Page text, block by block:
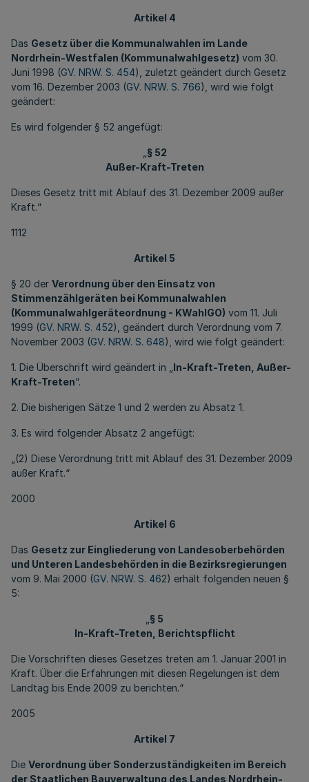
Artikel 4
Das Gesetz über die Kommunalwahlen im Lande
Nordrhein-Westfalen (Kommunalwahlgesetz) vom 30.
Juni 1998 (GV. NRW. S. 454), zuletzt geändert durch Gesetz
vom 16. Dezember 2003 (GV. NRW. S. 766), wird wie folgt
geändert:
Es wird folgender § 52 angefügt:
§ 52
Außer-Kraft-Treten
Dieses Gesetz tritt mit Ablauf des 31. Dezember 2009 außer
Kraft.“
1112
Artikel 5
§ 20 der Verordnung über den Einsatz von
Stimmenzählgeräten bei Kommunalwahlen
(Kommunalwahlgeräteordnung - KWahlGO) vom 11. Juli
1999 (GV. NRW. S. 452), geändert durch Verordnung vom 7.
November 2003 (GV. NRW. S. 648), wird wie folgt geändert:
1. Die Überschrift wird geändert in „ In-Kraft-Treten, Außer-
Kraft-Treten“.
2. Die bisherigen Sätze 1 und 2 werden zu Absatz 1.
3. Es wird folgender Absatz 2 angefügt:
„(2) Diese Verordnung tritt mit Ablauf des 31. Dezember 2009
außer Kraft.“
2000
Artikel 6
Das Gesetz zur Eingliederung von Landesoberbehörden
und Unteren Landesbehörden in die Bezirksregierungen
vom 9. Mai 2000 (GV. NRW. S. 462) erhält folgenden neuen §
5:
§ 5
In-Kraft-Treten, Berichtspflicht
Die Vorschriften dieses Gesetzes treten am 1. Januar 2001 in
Kraft. Über die Erfahrungen mit diesen Regelungen ist dem
Landtag bis Ende 2009 zu berichten.“
2005
Artikel 7
Die Verordnung über Sonderzuständigkeiten im Bereich
der Staatlichen Bauverwaltung des Landes Nordrhein-